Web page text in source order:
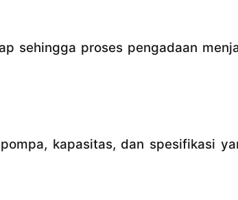
sehingga proses pengadaan
kapasitas, dan spesifikasi